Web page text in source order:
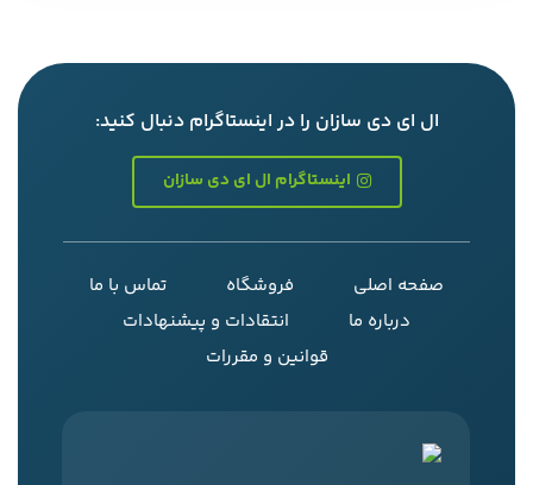
ال ای دی سازان را در اینستاگرام دنبال کنید:
اینستاگرام ال ای دی سازان
صفحه اصلی فروشگاه
تماس با ما
درباره ما
انتقادات و پیشنهادات
قوانین و مقررات